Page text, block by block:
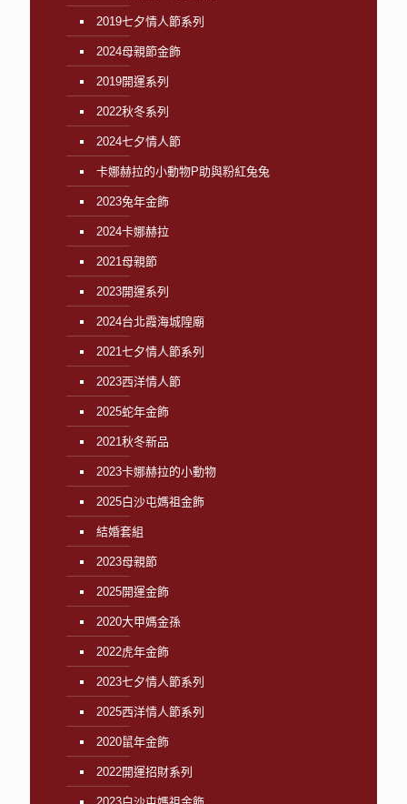
2019七夕情人節系列
2024母親節金飾
2019開運系列
2022秋冬系列
2024七夕情人節
卡娜赫拉的小動物P助與粉紅兔兔
2023兔年金飾
2024卡娜赫拉
2021母親節
2023開運系列
2024台北霞海城隍廟
2021七夕情人節系列
2023西洋情人節
2025蛇年金飾
2021秋冬新品
2023卡娜赫拉的小動物
2025白沙屯媽祖金飾
結婚套組
2023母親節
2025開運金飾
2020大甲媽金孫
2022虎年金飾
2023七夕情人節系列
2025西洋情人節系列
2020鼠年金飾
2022開運招財系列